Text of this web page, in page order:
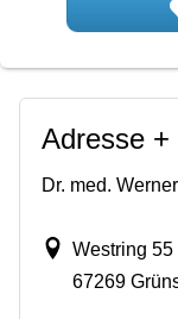
Adresse +
Dr. med.
Westring 55
67269